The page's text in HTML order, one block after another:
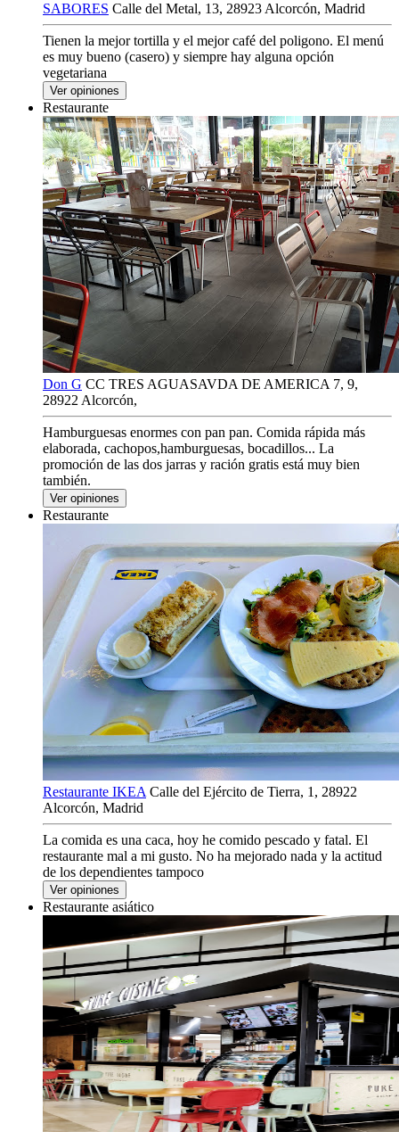
SABORES Calle del Metal, 13, 28923 Alcorcón, Madrid
Tienen la mejor tortilla y el mejor café del poligono. El menú
es muy bueno (casero) y siempre hay alguna opción
vegetariana
Ver opiniones
Restaurante
Don G CC TRES AGUASAVDA DE AMERICA 7, 9,
28922 Alcorcón,
Hamburguesas enormes con pan pan. Comida rápida más
elaborada, cachopos,hamburguesas, bocadillos... La
promoción de las dos jarras y ración gratis está muy bien
también.
Ver opiniones
Restaurante
Restaurante IKEA Calle del Ejército de Tierra, 1, 28922
Alcorcón, Madrid
La comida es una caca, hoy he comido pescado y fatal. El
restaurante mal a mi gusto. No ha mejorado nada y la actitud
de los dependientes tampoco
Ver opiniones
Restaurante asiático